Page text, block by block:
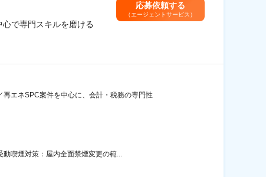
で専門スキルを磨ける
応募依頼する
（エージェントサービス）
エネSPC案件を中心に、会計・税務の専門性
喫煙対策：屋内全面禁煙変更の範...